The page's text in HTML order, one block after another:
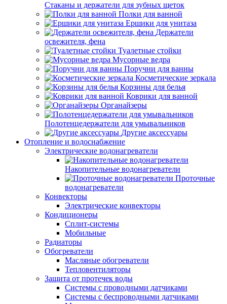
Стаканы и держатели для зубных щеток
Полки для ванной
Ершики для унитаза
Держатели
освежителя, фена
Туалетные стойки
Мусорные ведра
Поручни для ванны
Косметические зеркала
Корзины для белья
Коврики для ванной
Органайзеры
Полотенцедержатели для умывальников
Другие аксессуары
Отопление и водоснабжение
Электрические водонагреватели
Накопительные водонагреватели
Проточные
водонагреватели
Конвекторы
Электрические конвекторы
Кондиционеры
Сплит-системы
Мобильные
Радиаторы
Обогреватели
Масляные обогреватели
Тепловентиляторы
Защита от протечек воды
Системы с проводными датчиками
Системы с беспроводными датчиками